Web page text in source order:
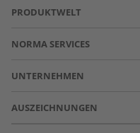
PRODUKTWELT
NORMA SERVICES
UNTERNEHMEN
AUSZEICHNUNGEN